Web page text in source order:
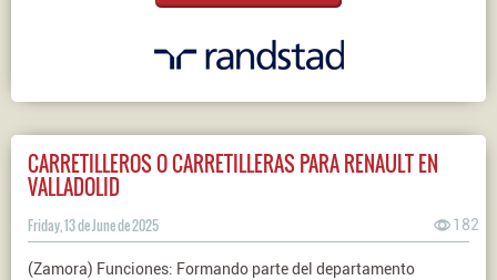
CARRETILLEROS O CARRETILLERAS PARA RENAULT EN
VALLADOLID
Friday, 13 de June de 2025 182
(Zamora) Funciones: Formando parte del departamento